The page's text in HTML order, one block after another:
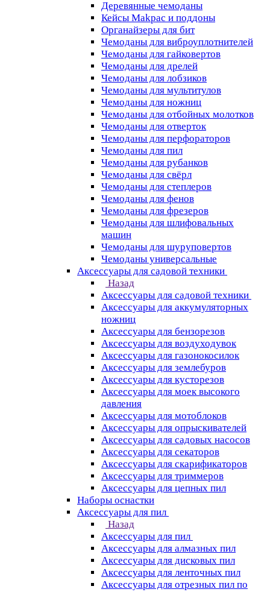
Деревянные чемоданы
Кейсы Makpac и поддоны
Органайзеры для бит
Чемоданы для виброуплотнителей
Чемоданы для гайковертов
Чемоданы для дрелей
Чемоданы для лобзиков
Чемоданы для мультитулов
Чемоданы для ножниц
Чемоданы для отбойных молотков
Чемоданы для отверток
Чемоданы для перфораторов
Чемоданы для пил
Чемоданы для рубанков
Чемоданы для свёрл
Чемоданы для степлеров
Чемоданы для фенов
Чемоданы для фрезеров
Чемоданы для шлифовальных
машин
Чемоданы для шуруповертов
Чемоданы универсальные
Аксессуары для садовой техники
Назад
Аксессуары для садовой техники
Аксессуары для аккумуляторных
ножниц
Аксессуары для бензорезов
Аксессуары для воздуходувок
Аксессуары для газонокосилок
Аксессуары для землебуров
Аксессуары для кусторезов
Аксессуары для моек высокого
давления
Аксессуары для мотоблоков
Аксессуары для опрыскивателей
Аксессуары для садовых насосов
Аксессуары для секаторов
Аксессуары для скарификаторов
Аксессуары для триммеров
Аксессуары для цепных пил
Наборы оснастки
Аксессуары для пил
Назад
Аксессуары для пил
Аксессуары для алмазных пил
Аксессуары для дисковых пил
Аксессуары для ленточных пил
Аксессуары для отрезных пил по